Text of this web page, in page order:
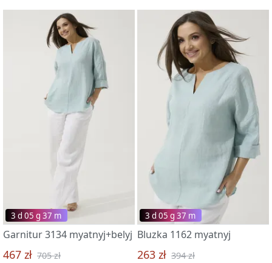
3 d 05 g 37 m
Garnitur 3134 myatnyj+belyj
467 zł 705 zł
3 d 05 g 37 m
Bluzka 1162 myatnyj
263 zł 394 zł